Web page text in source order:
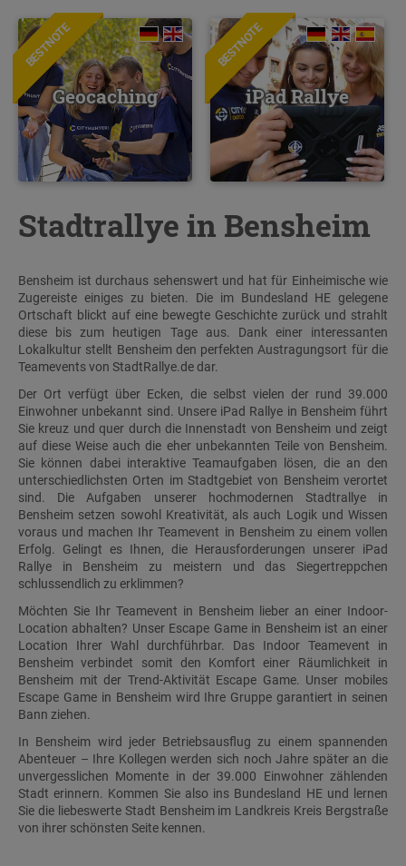
BESTNOTE
Geocaching
BESTNOTE
iPad Rallye
Stadtrallye in Bensheim
Bensheim ist durchaus sehenswert und hat für Einheimische wie
Zugereiste einiges zu bieten. Die im Bundesland HE gelegene
Ortschaft blickt auf eine bewegte Geschichte zurück und strahlt
diese bis zum heutigen Tage aus. Dank einer interessanten
Lokalkultur stellt Bensheim den perfekten Austragungsort für die
Teamevents von StadtRallye.de dar.
Der Ort verfügt über Ecken, die selbst vielen der rund 39.000
Einwohner unbekannt sind. Unsere iPad Rallye in Bensheim führt
Sie kreuz und quer durch die Innenstadt von Bensheim und zeigt
auf diese Weise auch die eher unbekannten Teile von Bensheim.
Sie können dabei interaktive Teamaufgaben lösen, die an den
unterschiedlichsten Orten im Stadtgebiet von Bensheim verortet
sind. Die Aufgaben unserer hochmodernen Stadtrallye in
Bensheim setzen sowohl Kreativität, als auch Logik und Wissen
voraus und machen Ihr Teamevent in Bensheim zu einem vollen
Erfolg. Gelingt es Ihnen, die Herausforderungen unserer iPad
Rallye in Bensheim zu meistern und das Siegertreppchen
schlussendlich zu erklimmen?
Möchten Sie Ihr Teamevent in Bensheim lieber an einer Indoor-
Location abhalten? Unser Escape Game in Bensheim ist an einer
Location Ihrer Wahl durchführbar. Das Indoor Teamevent in
Bensheim verbindet somit den Komfort einer Räumlichkeit in
Bensheim mit der Trend-Aktivität Escape Game. Unser mobiles
Escape Game in Bensheim wird Ihre Gruppe garantiert in seinen
Bann ziehen.
In Bensheim wird jeder Betriebsausflug zu einem spannenden
Abenteuer – Ihre Kollegen werden sich noch Jahre später an die
unvergesslichen Momente in der 39.000 Einwohner zählenden
Stadt erinnern. Kommen Sie also ins Bundesland HE und lernen
Sie die liebeswerte Stadt Bensheim im Landkreis Kreis Bergstraße
von ihrer schönsten Seite kennen.